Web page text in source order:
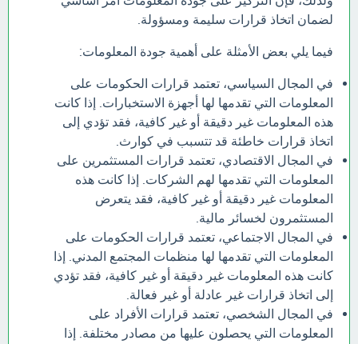
لضمان اتخاذ قرارات سليمة ومسؤولة.
فيما يلي بعض الأمثلة على أهمية جودة المعلومات:
في المجال السياسي، تعتمد قرارات الحكومات على
المعلومات التي تقدمها لها أجهزة الاستخبارات. إذا كانت
هذه المعلومات غير دقيقة أو غير كافية، فقد تؤدي إلى
اتخاذ قرارات خاطئة قد تتسبب في كوارث.
في المجال الاقتصادي، تعتمد قرارات المستثمرين على
المعلومات التي تقدمها لهم الشركات. إذا كانت هذه
المعلومات غير دقيقة أو غير كافية، فقد يتعرض
المستثمرون لخسائر مالية.
في المجال الاجتماعي، تعتمد قرارات الحكومات على
المعلومات التي تقدمها لها منظمات المجتمع المدني. إذا
كانت هذه المعلومات غير دقيقة أو غير كافية، فقد تؤدي
إلى اتخاذ قرارات غير عادلة أو غير فعالة.
في المجال الشخصي، تعتمد قرارات الأفراد على
المعلومات التي يحصلون عليها من مصادر مختلفة. إذا